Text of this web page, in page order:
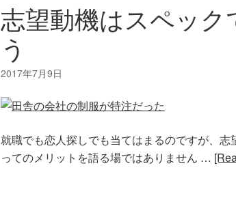
志望動機はスペック
う
就職でも恋人探しでも当てはまるのですが、
ってのメリットを語る場ではありません …